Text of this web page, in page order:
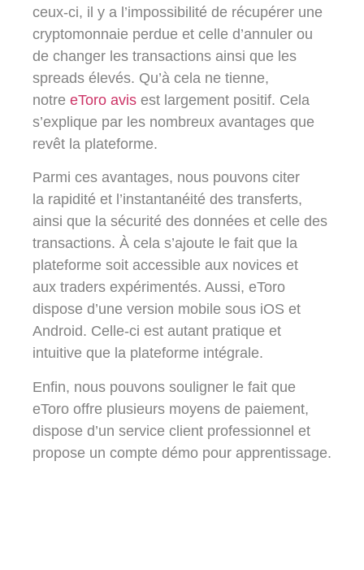
ceux-ci, il y a l’impossibilité de récupérer une
cryptomonnaie perdue et celle d’annuler ou
de changer les transactions ainsi que les
spreads élevés. Qu’à cela ne tienne,
notre eToro avis est largement positif. Cela
s’explique par les nombreux avantages que
revêt la plateforme.
Parmi ces avantages, nous pouvons citer
la rapidité et l’instantanéité des transferts,
ainsi que la sécurité des données et celle des
transactions. À cela s’ajoute le fait que la
plateforme soit accessible aux novices et
aux traders expérimentés. Aussi, eToro
dispose d’une version mobile sous iOS et
Android. Celle-ci est autant pratique et
intuitive que la plateforme intégrale.
Enfin, nous pouvons souligner le fait que
eToro offre plusieurs moyens de paiement,
dispose d’un service client professionnel et
propose un compte démo pour apprentissage.